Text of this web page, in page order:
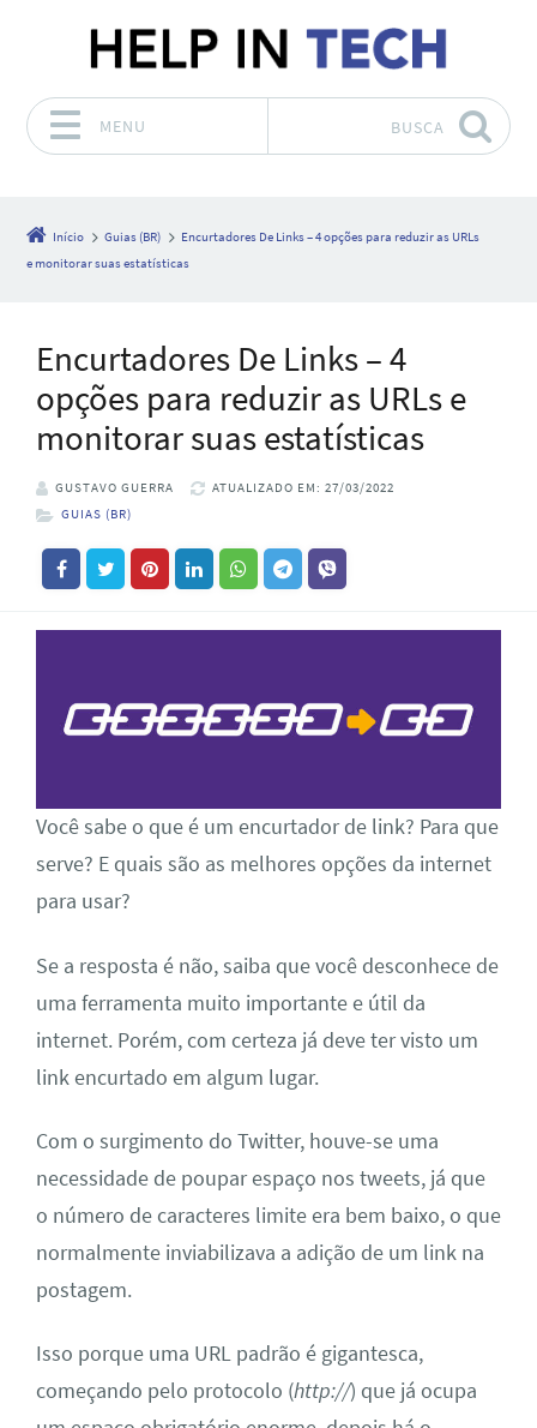
MENU BUSCA
Início Guias (BR)
Encurtadores De Links – 4 opções para reduzir as URLs
e monitorar suas estatísticas
Encurtadores De Links – 4
opções para reduzir as URLs e
monitorar suas estatísticas
GUSTAVO GUERRA
ATUALIZADO EM: 27/03/2022
GUIAS (BR)
Você sabe o que é um encurtador de link? Para que
serve? E quais são as melhores opções da internet
para usar?
Se a resposta é não, saiba que você desconhece de
uma ferramenta muito importante e útil da
internet. Porém, com certeza já deve ter visto um
link encurtado em algum lugar.
Com o surgimento do Twitter, houve-se uma
necessidade de poupar espaço nos tweets, já que
o número de caracteres limite era bem baixo, o que
normalmente inviabilizava a adição de um link na
postagem.
Isso porque uma URL padrão é gigantesca,
começando pelo protocolo (http://) que já ocupa